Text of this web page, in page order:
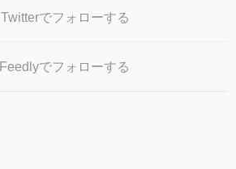
Twitterでフォローする
Feedlyでフォローする